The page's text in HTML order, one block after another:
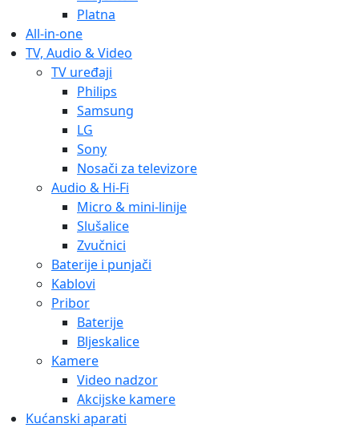
Platna
All-in-one
TV, Audio & Video
TV uređaji
Philips
Samsung
LG
Sony
Nosači za televizore
Audio & Hi-Fi
Micro & mini-linije
Slušalice
Zvučnici
Baterije i punjači
Kablovi
Pribor
Baterije
Bljeskalice
Kamere
Video nadzor
Akcijske kamere
Kućanski aparati